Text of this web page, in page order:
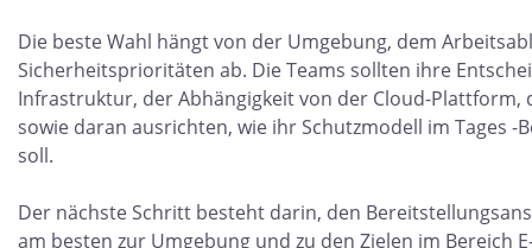
Die beste Wahl hängt von der Umgebung, dem
Sicherheitsprioritäten ab. Die Teams sollten ihre
Infrastruktur, der Abhängigkeit von der Cloud-Plattform,
sowie daran ausrichten, wie ihr Schutzmodell im Tages
soll.
Der nächste Schritt besteht darin, den
am besten zur Umgebung und zu den Zielen im Bereich